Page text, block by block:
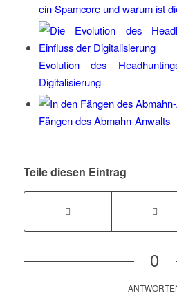
ein Spamcore und warum ist
Evolution des
Digitalisierung
Fängen des Abmahn-Anwalts
Teile diesen Eintrag
0